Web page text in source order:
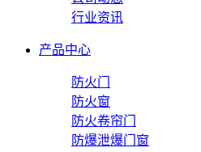
行业资讯
产品中心
防火门
防火窗
防火卷帘门
防爆泄爆门窗